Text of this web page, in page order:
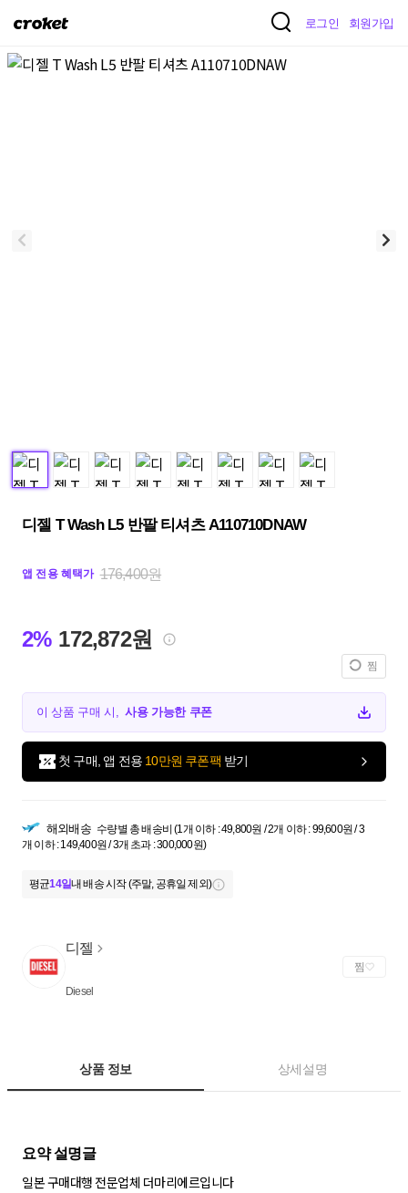
크
켓
로그인 회원가입
디젤 T Wash L5 반팔 티셔츠 A110710DNAW
앱 전용 혜택가 176,400원
2% 172,872원
찜
이 상품 구매 시,사용 가능한 쿠폰
첫 구매, 앱 전용 10만원 쿠폰팩 받기
해외배송 수량별 총 배송비 (1개 이하 : 49,800원 / 2개 이하 : 99,600원 / 3
개 이하 : 149,400원 / 3개 초과 : 300,000원)
평균14일내 배송 시작 (주말, 공휴일 제외)
디젤
Diesel
찜
상품 정보 상세설명
요약 설명글
일본 구매대행 전문업체 더마리에르입니다